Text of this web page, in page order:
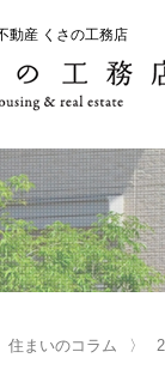
動産 くさの工務店
のお客様
ばれる理由
のお客様
ばれる理由
住まいのコラム